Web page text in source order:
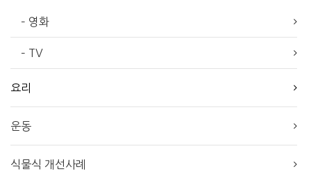
– 영화
– TV
요리
운동
식물식 개선사례